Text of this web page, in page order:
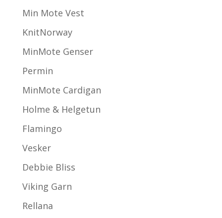
Min Mote Vest
KnitNorway
MinMote Genser
Permin
MinMote Cardigan
Holme & Helgetun
Flamingo
Vesker
Debbie Bliss
Viking Garn
Rellana